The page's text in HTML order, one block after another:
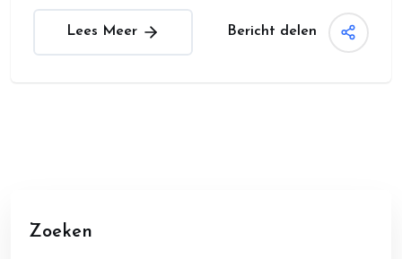
Lees Meer Bericht delen
Zoeken